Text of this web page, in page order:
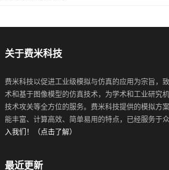
关于费米科技
费米科技以促进工业级模拟与仿真的应用为宗旨，
术和基于图像模型的仿真技术，为学术和工业研究
技术攻关等全方位的服务。费米科技提供的模拟方
能丰富、计算高效、简单易用的特点，已经服务于
入我们！（点击了解）
最近更新